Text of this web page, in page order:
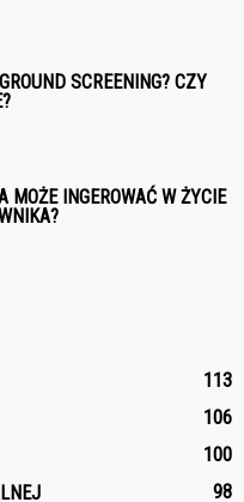
SCREENING? CZY
MOŻE INGEROWAĆ W ŻYCIE
113
106
100
98